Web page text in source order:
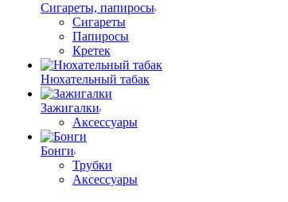
Сигареты, папиросы
Сигареты
Папиросы
Кретек
Нюхательный табак
Зажигалки
Аксессуары
Бонги
Трубки
Аксессуары